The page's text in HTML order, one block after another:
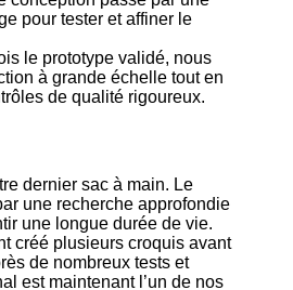
pour tester et affiner le
le prototype validé, nous
à grande échelle tout en
de qualité rigoureux.
dernier sac à main. Le
une recherche approfondie
une longue durée de vie.
créé plusieurs croquis avant
de nombreux tests et
est maintenant l’un de nos